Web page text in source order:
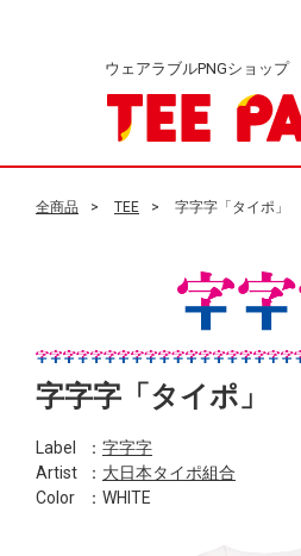
ウェアラブルPNGショッ
全商品 TEE 字字字「タイポ」
字字字「タイポ」
Label ： 字字字
Artist
： 大日本タイポ組合
Color
：WHITE